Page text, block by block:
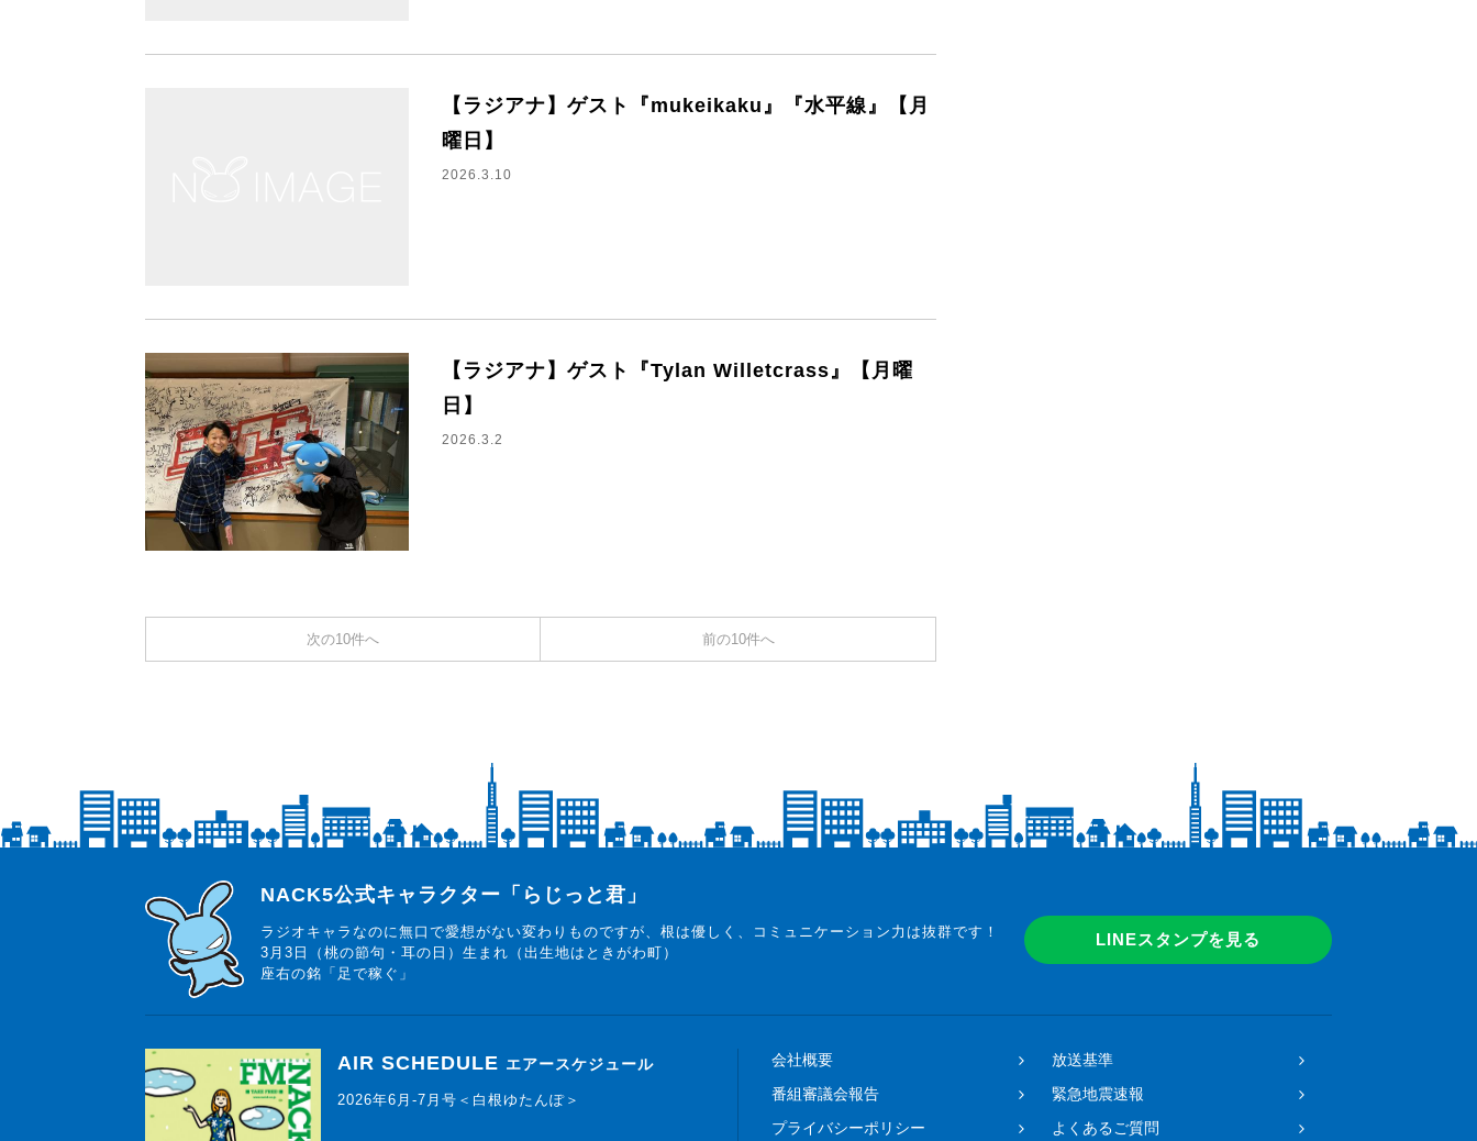
【ラジアナ】ゲスト『mukeikaku』『水平線』【月
曜日】
2026.3.10
【ラジアナ】ゲスト『Tylan Willetcrass』【月曜
日】
2026.3.2
次の10件へ 前の10件へ
らじっと君
NACK5公式キャラクター「らじっと君」
ラジオキャラなのに無口で愛想がない変わりものですが、根は優しく、コミュニケーション力は抜群です！
3月3日（桃の節句・耳の日）生まれ（出生地はときがわ町）
座右の銘「足で稼ぐ」
LINEスタンプを見る
AIR SCHEDULE エアースケジュール
2026年6月-7月号＜白根ゆたんぽ＞
会社概要
放送基準
番組審議会報告
緊急地震速報
プライバシーポリシー
よくあるご質問